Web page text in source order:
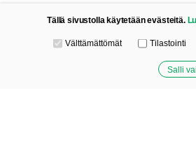
Tällä sivustolla käytetään evästeitä.
Valitse käytettävät evästeet
Välttämättömät Tilastointi
Salli